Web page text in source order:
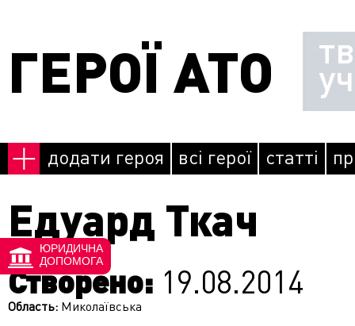
ГЕРОЇ АТО
додати героя всі герої статті
Едуард Ткач
Створено: 19.08.2014
Область: Миколаївська
ЮРИДИЧНА
ДОПОМОГА